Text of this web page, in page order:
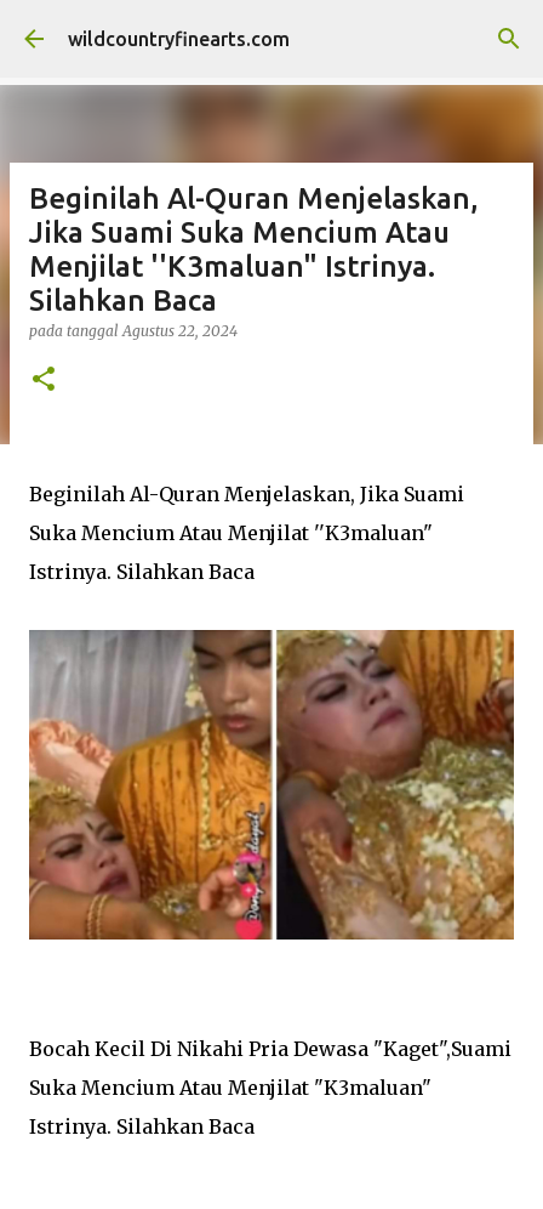
Langsung ke konten utama
wildcountryfinearts.com
Beginilah Al-Quran Menjelaskan,
Jika Suami Suka Mencium Atau
Menjilat ''K3maluan" Istrinya.
Silahkan Baca
pada tanggalAgustus 22, 2024
Beginilah Al-Quran Menjelaskan, Jika Suami
Suka Mencium Atau Menjilat ''K3maluan"
Istrinya. Silahkan Baca
Bocah Kecil Di Nikahi Pria Dewasa "Kaget",Suami
Suka Mencium Atau Menjilat "K3maluan"
Istrinya. Silahkan Baca